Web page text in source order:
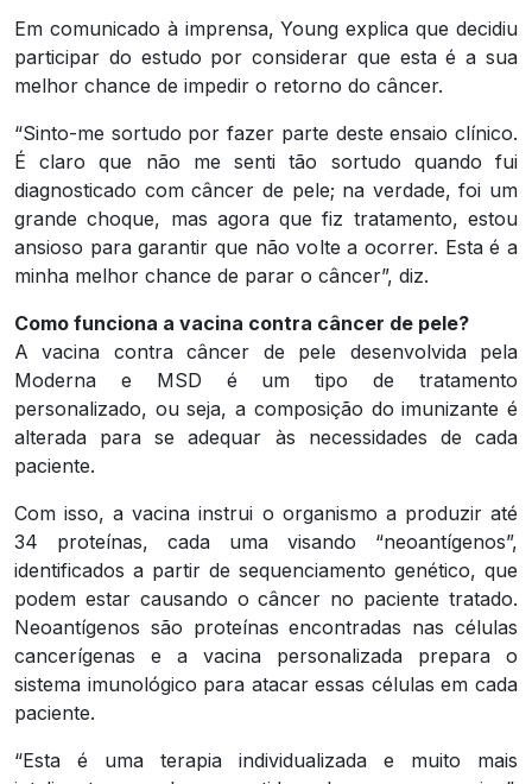
Em comunicado à imprensa, Young explica que decidiu
participar do estudo por considerar que esta é a sua
melhor chance de impedir o retorno do câncer.
“Sinto-me sortudo por fazer parte deste ensaio clínico.
É claro que não me senti tão sortudo quando fui
diagnosticado com câncer de pele; na verdade, foi um
grande choque, mas agora que fiz tratamento, estou
ansioso para garantir que não volte a ocorrer. Esta é a
minha melhor chance de parar o câncer”, diz.
Como funciona a vacina contra câncer de pele?
A vacina contra câncer de pele desenvolvida pela
Moderna e MSD é um tipo de tratamento
personalizado, ou seja, a composição do imunizante é
alterada para se adequar às necessidades de cada
paciente.
Com isso, a vacina instrui o organismo a produzir até
34 proteínas, cada uma visando “neoantígenos”,
identificados a partir de sequenciamento genético, que
podem estar causando o câncer no paciente tratado.
Neoantígenos são proteínas encontradas nas células
cancerígenas e a vacina personalizada prepara o
sistema imunológico para atacar essas células em cada
paciente.
“Esta é uma terapia individualizada e muito mais